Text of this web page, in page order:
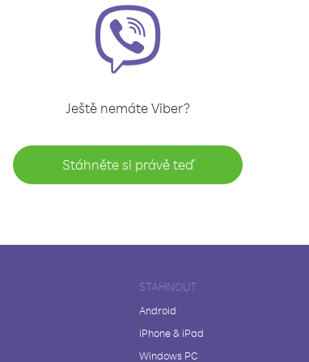
Ještě nemáte Viber?
Stáhněte si právě teď
STÁHNOUT
Android
iPhone & iPad
Windows PC